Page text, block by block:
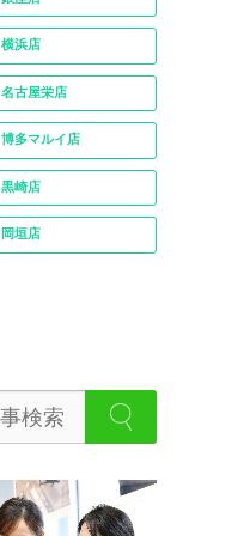
横浜店
名古屋栄店
博多マルイ店
黒崎店
岡垣店